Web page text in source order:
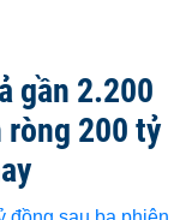
gần 2.200
ròng 200 tỷ